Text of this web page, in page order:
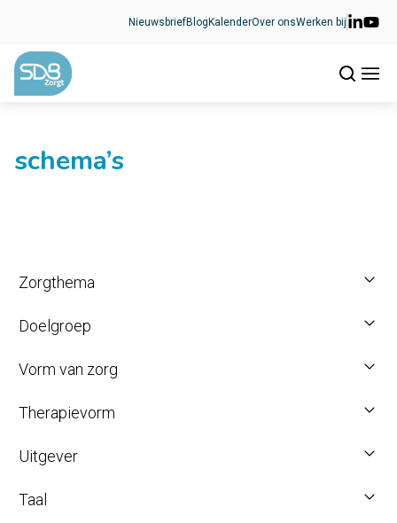
NieuwsbriefBlog KalenderOver onsWerken bij
schema’s
Zorgthema
Doelgroep
Vorm van zorg
Therapievorm
Uitgever
Taal